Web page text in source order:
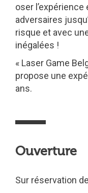
oser
adversaires
risque et avec
inégalées !
« Laser Game
propose une
ans.
Ouverture
Sur réservation